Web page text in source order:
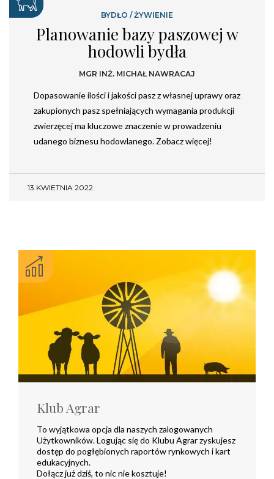
BYDŁO /ŻYWIENIE
Planowanie bazy paszowej w
hodowli bydła
MGR INŻ. MICHAŁ NAWRACAJ
Dopasowanie ilości i jakości pasz z własnej uprawy oraz
zakupionych pasz spełniających wymagania produkcji
zwierzęcej ma kluczowe znaczenie w prowadzeniu
udanego biznesu hodowlanego. Zobacz więcej!
13 KWIETNIA 2022
Klub Agrar
To wyjątkowa opcja dla naszych zalogowanych
Użytkowników. Logując się do Klubu Agrar zyskujesz
dostęp do pogłębionych raportów rynkowych i kart
edukacyjnych.
Dołącz już dziś, to nic nie kosztuje!